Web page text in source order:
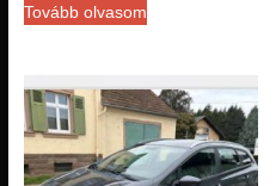
Tovább olvasom